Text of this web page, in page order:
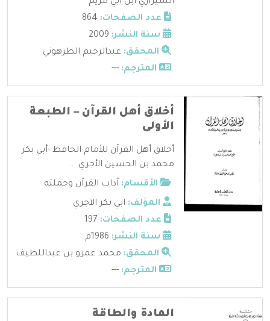
عدد الصفحات:
سنة النشر:
المحقق: عبدالرحيم الطرهوني
المترجم: ---
أخلاق أهل القرآن – الطبعة
الأولى
أخلاق أهل القرآن للأمام الحافظ -أبي بكر
محمد بن الحسين الأجري ...
الأقسام: آداب القرآن وحملته
المؤلف: ابي بكر الآجري
عدد الصفحات:
سنة النشر:
المحقق: محمد عمرو بن عبداللطيف
المترجم: ---
المادة والطاقة